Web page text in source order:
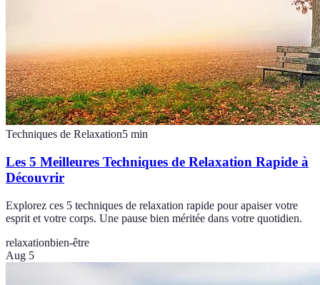
Techniques de Relaxation5 min
Les 5 Meilleures Techniques de Relaxation Rapide à
Découvrir
Explorez ces 5 techniques de relaxation rapide pour apaiser votre
esprit et votre corps. Une pause bien méritée dans votre quotidien.
relaxationbien-être
Aug 5